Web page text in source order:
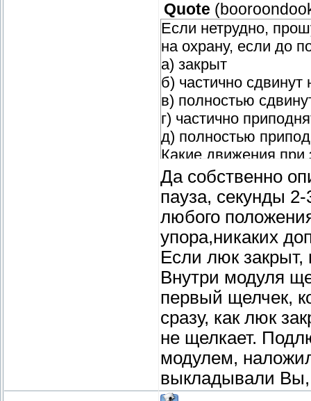
Quote (
Если нетрудно,
на охрану, если до
а) закрыт
б) частично сдвинут
в) полностью
г) частично
д) полностью
Какие движения
подробно.
Да собственно
пауза, секунды
любого
упора,никаких
Если люк закрыт,
Внутри модуля
первый щелчек,
сразу, как люк
не щелкает.
модулем,
выкладывали Вы,